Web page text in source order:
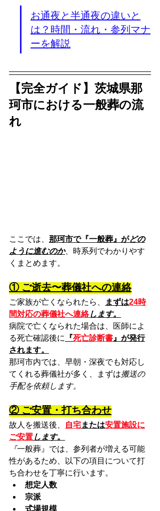
お通夜と半通夜の違いと
は？時間・流れ・参列マナ
ーを解説
【完全ガイド】茨城県那
珂市における一般葬の流
れ
ここでは、 那珂市で『一般葬』がどの
ように進むのか、時系列でわかりやす
くまとめます。
① ご逝去〜葬儀社への連絡
ご家族が亡くなられたら、 まずは24時
間対応の葬儀社へ連絡します。
病院で亡くなられた場合は、医師によ
る死亡確認後に
『死亡診断書 』が発行
されます。
那珂市内では、早朝・深夜でも対応し
てくれる葬儀社が多く、まずは搬送の
手配を依頼します。
② ご安置・打ち合わせ
故人を搬送後、 自宅または安置施設に
ご安置します。
『一般葬』では、参列者が増える可能
性があるため、以下の項目について打
ち合わせを丁寧に行います。
想定人数
宗派
式場規模